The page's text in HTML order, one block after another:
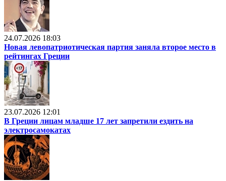
24.07.2026 18:03
Новая левопатриотическая партия заняла второе место в
рейтингах Греции
23.07.2026 12:01
В Греции лицам младше 17 лет запретили ездить на
электросамокатах